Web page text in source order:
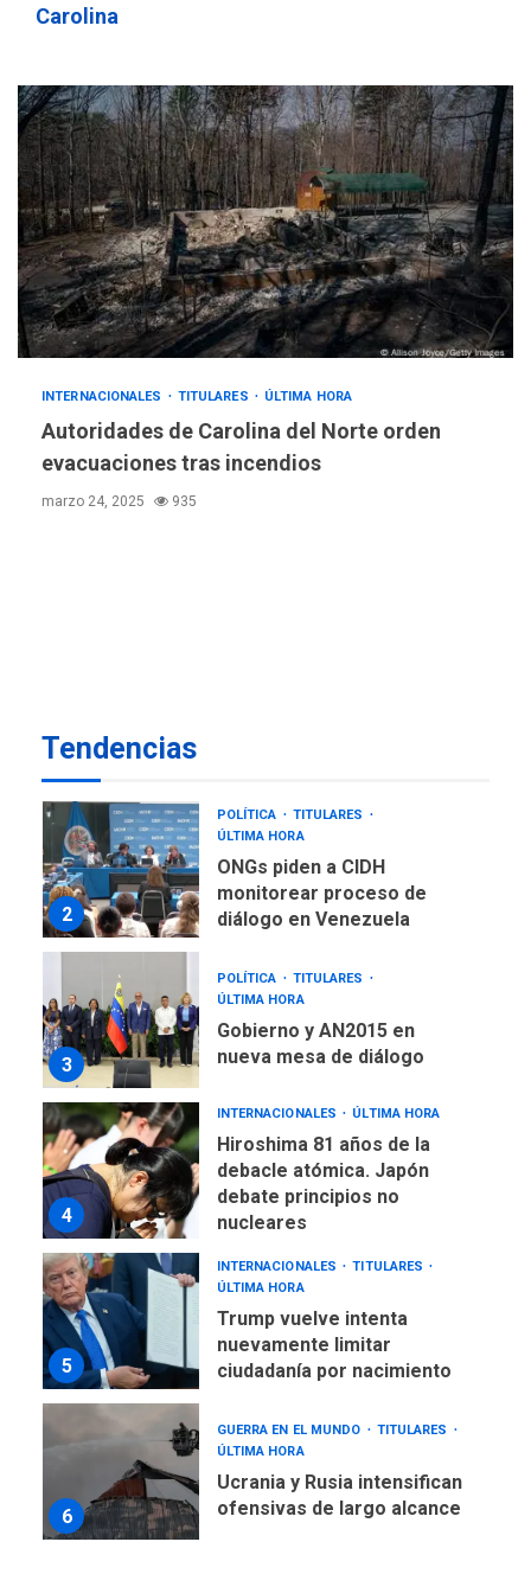
Carolina
INTERNACIONALES TITULARES ÚLTIMA HORA
Autoridades de Carolina del Norte orden
evacuaciones tras incendios
marzo 24, 2025 935
Tendencias
3
4
Hiroshima 81 años de la
debacle atómica. Japón
debate principios no
nucleares
5
INTERNACIONALES
TITULARES
ÚLTIMA HORA
Trump vuelve intenta
nuevamente limitar
ciudadanía por nacimiento
6
ÚLTIMA HORA
Ucrania y Rusia intensifican
ofensivas de largo alcance
1
2
POLÍTICA
TITULARES
ÚLTIMA HORA
ONGs piden a CIDH
monitorear proceso de
diálogo en Venezuela
3
POLÍTICA
TITULARES
ÚLTIMA HORA
Gobierno y AN2015 en
nueva mesa de diálogo
4
INTERNACIONALES ÚLTIMA HORA
Hiroshima 81 años de la
debacle atómica. Japón
debate principios no
nucleares
5
INTERNACIONALES
TITULARES
ÚLTIMA HORA
Trump vuelve intenta
nuevamente limitar
ciudadanía por nacimiento
6
GUERRA EN EL MUNDO
TITULARES
ÚLTIMA HORA
Ucrania y Rusia intensifican
ofensivas de largo alcance